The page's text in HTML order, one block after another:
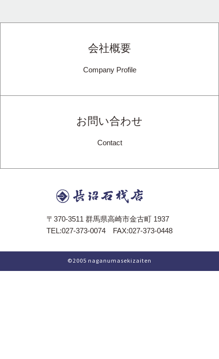
LINEでのお写真送信やご相談も便利です。
会社概要
Company Profile
お問い合わせ
Contact
〒370-3511 群馬県高崎市金古町 1937
TEL:027-373-0074 FAX:027-373-0448
©2005 naganumasekizaiten